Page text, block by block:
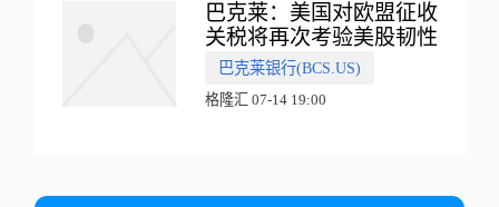
巴克莱：美国对欧盟征收
关税将再次考验美股韧性
巴克莱银行(BCS.US)
格隆汇 07-14 19:00